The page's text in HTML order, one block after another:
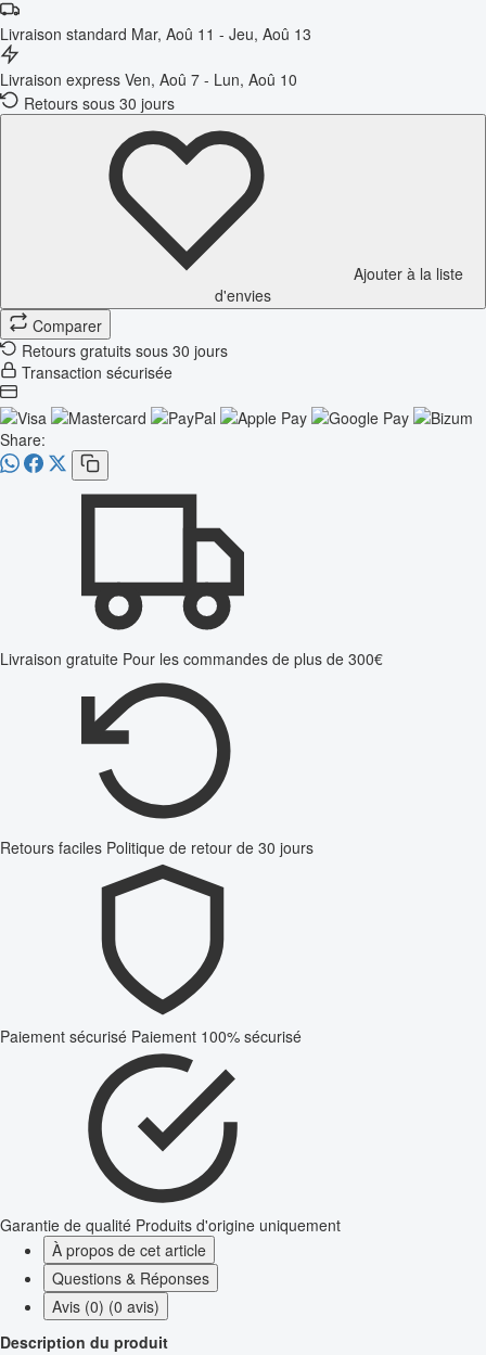
Livraison standard Mar, Aoû 11 - Jeu, Aoû 13
Livraison express Ven, Aoû 7 - Lun, Aoû 10
Retours sous 30 jours
Ajouter à la liste
d'envies
Comparer
Retours gratuits sous 30 jours
Transaction sécurisée
Share:
Livraison gratuite Pour les commandes de plus de 300€
Retours faciles Politique de retour de 30 jours
Paiement sécurisé Paiement 100% sécurisé
Garantie de qualité Produits d'origine uniquement
À propos de cet article
Questions & Réponses
Avis (0) (0 avis)
Description du produit